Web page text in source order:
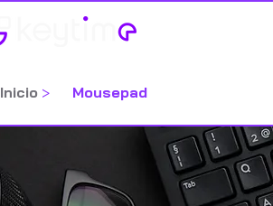
Inicio > Mousepad